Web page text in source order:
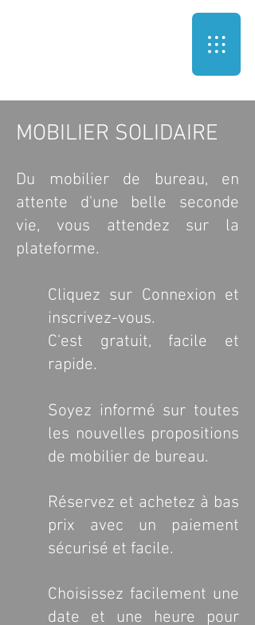
MOBILIER SOLIDAIRE
Du mobilier de bureau, en
attente d'une belle seconde
vie, vous attendez sur la
plateforme.
Cliquez sur Connexion et
inscrivez-vous.
C'est gratuit, facile et
rapide.
Soyez informé sur toutes
les nouvelles propositions
de mobilier de bureau.
Réservez et achetez à bas
prix avec un paiement
sécurisé et facile.
Choisissez facilement une
date et une heure pour